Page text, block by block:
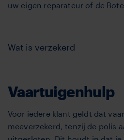
uw eigen reparateur of de
Wat is verzekerd
Vaartuigenhulp
Voor iedere klant geldt dat
meeverzekerd, tenzij de polis